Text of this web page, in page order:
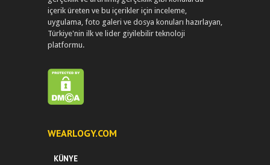
içerik üreten ve bu içerikler için inceleme,
uygulama, foto galeri ve dosya konuları hazırlayan,
Türkiye'nin ilk ve lider giyilebilir teknoloji
platformu.
WEARLOGY.COM
KÜNYE